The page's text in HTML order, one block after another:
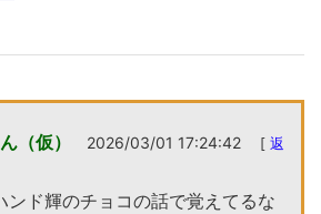
（仮） 2026/03/01 17:24:42 [ 返
ンド輝のチョコの話で覚えてるな